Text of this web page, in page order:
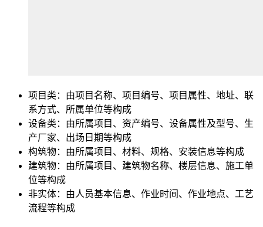
项目类：由项目名称、项目编号、项目属性、地址、联
系方式、所属单位等构成
设备类：由所属项目、资产编号、设备属性及型号、生
产厂家、出场日期等构成
构筑物：由所属项目、材料、规格、安装信息等构成
建筑物：由所属项目、建筑物名称、楼层信息、施工单
位等构成
非实体：由人员基本信息、作业时间、作业地点、工艺
流程等构成